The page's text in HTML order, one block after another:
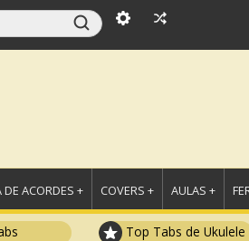
DE ACORDES + COVERS + AULAS +
Top Tabs de Ukulele